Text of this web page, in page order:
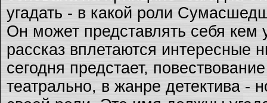
угадать - в какой роли
Он может представлять себя
рассказ вплетаются интересные
сегодня предстает,
театрально, в жанре детектива -